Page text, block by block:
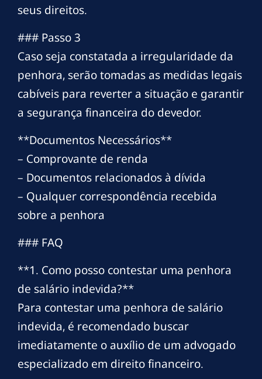
seus direitos.
### Passo 3
Caso seja constatada a irregularidade da
penhora, serão tomadas as medidas legais
cabíveis para reverter a situação e garantir
a segurança financeira do devedor.
**Documentos Necessários**
– Comprovante de renda
– Documentos relacionados à dívida
– Qualquer correspondência recebida
sobre a penhora
### FAQ
**1. Como posso contestar uma penhora
de salário indevida?**
Para contestar uma penhora de salário
indevida, é recomendado buscar
imediatamente o auxílio de um advogado
especializado em direito financeiro.